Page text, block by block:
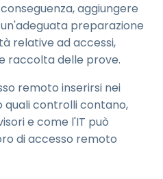
aggiungere
preparazione
relative ad accessi,
raccolta delle prove.
remoto inserirsi nei
quali controlli contano,
e come l'IT può
di accesso remoto